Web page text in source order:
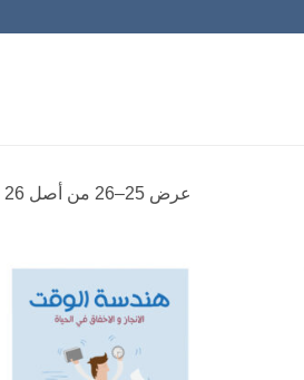
عرض 25–26 من أصل 26 نتيجة